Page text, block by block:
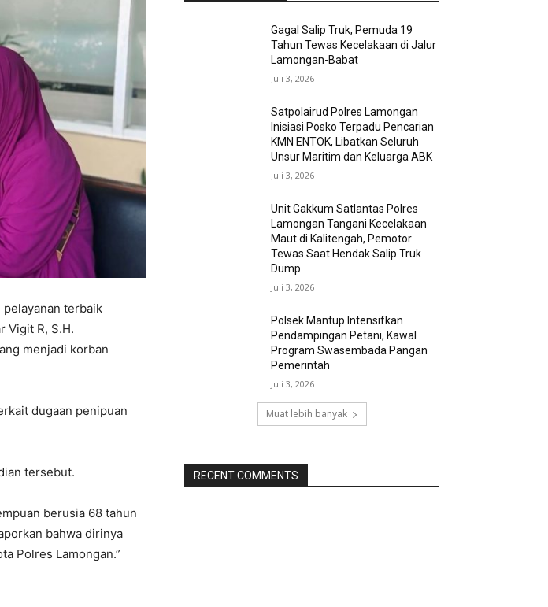
pelayanan terbaik
Vigit R, S.H.
menjadi korban
dugaan penipuan
tersebut.
berusia 68 tahun
bahwa dirinya
Polres Lamongan.”
Gagal Salip Truk, Pemuda 19
Tahun Tewas Kecelakaan di Jalur
Lamongan-Babat
Juli 3, 2026
Satpolairud Polres Lamongan
Inisiasi Posko Terpadu Pencarian
KMN ENTOK, Libatkan Seluruh
Unsur Maritim dan Keluarga ABK
Juli 3, 2026
Unit Gakkum Satlantas Polres
Lamongan Tangani Kecelakaan
Maut di Kalitengah, Pemotor
Tewas Saat Hendak Salip Truk
Dump
Juli 3, 2026
Polsek Mantup Intensifkan
Pendampingan Petani, Kawal
Program Swasembada Pangan
Pemerintah
Juli 3, 2026
Muat lebih banyak
RECENT COMMENTS